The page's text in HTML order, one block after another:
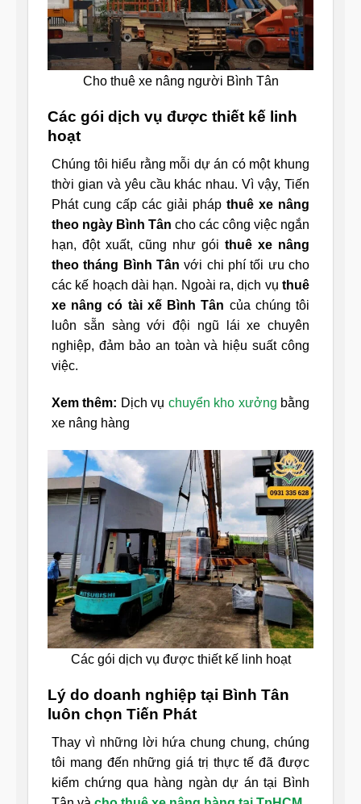
Cho thuê xe nâng người Bình Tân
Các gói dịch vụ được thiết kế linh
hoạt
Chúng tôi hiểu rằng mỗi dự án có một khung
thời gian và yêu cầu khác nhau. Vì vậy, Tiến
Phát cung cấp các giải pháp thuê xe nâng
theo ngày Bình Tân cho các công việc ngắn
hạn, đột xuất, cũng như gói thuê xe nâng
theo tháng Bình Tân với chi phí tối ưu cho
các kế hoạch dài hạn. Ngoài ra, dịch vụ thuê
xe nâng có tài xế Bình Tân của chúng tôi
luôn sẵn sàng với đội ngũ lái xe chuyên
nghiệp, đảm bảo an toàn và hiệu suất công
việc.
Xem thêm: Dịch vụ chuyển kho xưởng bằng
xe nâng hàng
Các gói dịch vụ được thiết kế linh hoạt
Lý do doanh nghiệp tại Bình Tân
luôn chọn Tiến Phát
Thay vì những lời hứa chung chung, chúng
tôi mang đến những giá trị thực tế đã được
kiểm chứng qua hàng ngàn dự án tại Bình